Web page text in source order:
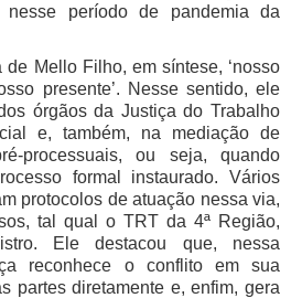
Integral à Saúde de Magistrados e
Permanente
ao Trabalho Infantil e de Estímulo à
à Participação Institucional Feminina
11
e Enfrentamento do Assédio
Sexual e da Discriminação
de Gestão Socioambiental
nesse período de pandemia da
Mello Filho, em síntese, ‘nosso
presente’. Nesse sentido, ele
órgãos da Justiça do Trabalho
e, também, na mediação de
processuais, ou seja, quando
formal instaurado. Vários
protocolos de atuação nessa via,
tal qual o TRT da 4ª Região,
Ele destacou que, nessa
reconhece o conflito em sua
partes diretamente e, enfim, gera